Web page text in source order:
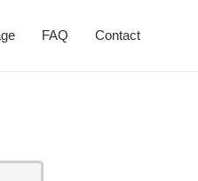
FAQ Contact